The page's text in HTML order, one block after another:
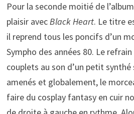
Pour la seconde moitié de
plaisir avecBlack Heart. Le titre
il reprend tous les poncifs d’un
Sympho des années 80. Le
couplets au son d’un petit
amenés et globalement, le
faire du cosplay fantasy en cuir